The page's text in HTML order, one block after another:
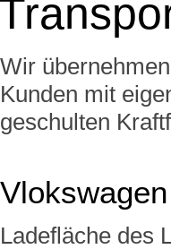
Wir
Kunden mit
geschulten
Ladefläche des